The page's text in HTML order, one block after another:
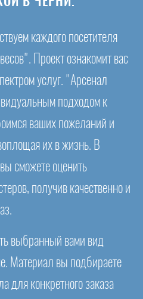
каждого посетителя
Проект ознакомит вас
услуг. "Арсенал
подходом к
ваших пожеланий и
их в жизнь. В
сможете оценить
получив качественно и
выбранный вами вид
Материал вы подбираете
для конкретного заказа